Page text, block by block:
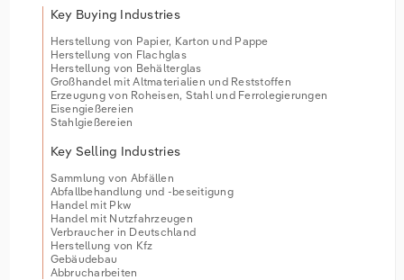
Key Buying Industries
Herstellung von Papier, Karton und Pappe
Herstellung von Flachglas
Herstellung von Behälterglas
Großhandel mit Altmaterialien und Reststoffen
Erzeugung von Roheisen, Stahl und Ferrolegierungen
Eisengießereien
Stahlgießereien
Key Selling Industries
Sammlung von Abfällen
Abfallbehandlung und -beseitigung
Handel mit Pkw
Handel mit Nutzfahrzeugen
Verbraucher in Deutschland
Herstellung von Kfz
Gebäudebau
Abbrucharbeiten